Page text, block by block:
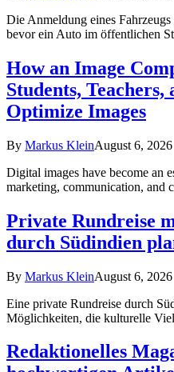
Die Anmeldung eines
bevor ein Auto im öffentlichen
How an Image
Students, Teachers,
Optimize Images
By Markus KleinAugust 6, 2026
Digital images have become an
marketing, communication, and
Private Rundreise
durch Südindien
By Markus KleinAugust 6, 2026
Eine private Rundreise durch
Möglichkeiten, die kulturelle
Redaktionelles